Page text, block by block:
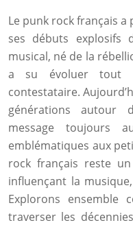
Le punk rock français
ses débuts explosifs
musical, né de la
a su évoluer tout
contestataire.
générations autour
message toujours
emblématiques aux
rock français reste
influençant la
Explorons ensemble
traverser les